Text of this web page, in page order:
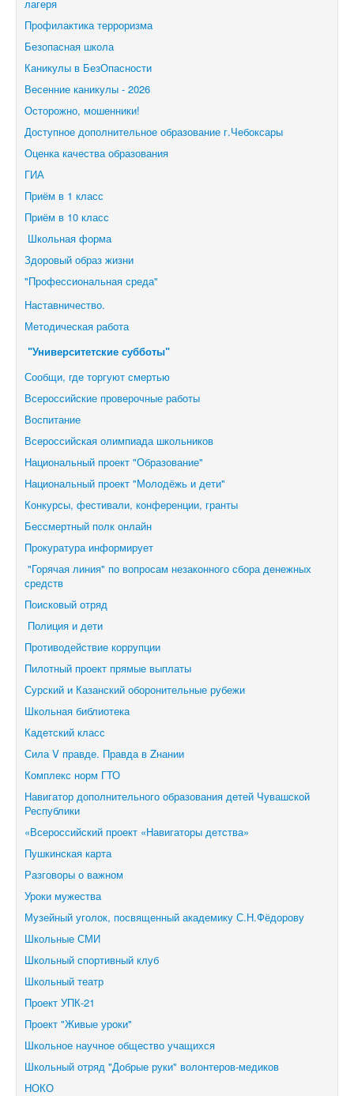
лагеря
Профилактика терроризма
Безопасная школа
Каникулы в БезОпасности
Весенние каникулы - 2026
Осторожно, мошенники!
Доступное дополнительное образование г.Чебоксары
Оценка качества образования
ГИА
Приём в 1 класс
Приём в 10 класс
Школьная форма
Здоровый образ жизни
"Профессиональная среда"
Наставничество.
Методическая работа
"Университетские субботы"
Сообщи, где торгуют смертью
Всероссийские проверочные работы
Воспитание
Всероссийская олимпиада школьников
Национальный проект "Образование"
Национальный проект "Молодёжь и дети"
Конкурсы, фестивали, конференции, гранты
Бессмертный полк онлайн
Прокуратура информирует
"Горячая линия" по вопросам незаконного сбора денежных
средств
Поисковый отряд
Полиция и дети
Противодействие коррупции
Пилотный проект прямые выплаты
Сурский и Казанский оборонительные рубежи
Школьная библиотека
Кадетский класс
Сила V правде. Правда в Zнании
Комплекс норм ГТО
Навигатор дополнительного образования детей Чувашской
Республики
«Всероссийский проект «Навигаторы детства»
Пушкинская карта
Разговоры о важном
Уроки мужества
Музейный уголок, посвященный академику С.Н.Фёдорову
Школьные СМИ
Школьный спортивный клуб
Школьный театр
Проект УПК-21
Проект "Живые уроки"
Школьное научное общество учащихся
Школьный отряд "Добрые руки" волонтеров-медиков
НОКО